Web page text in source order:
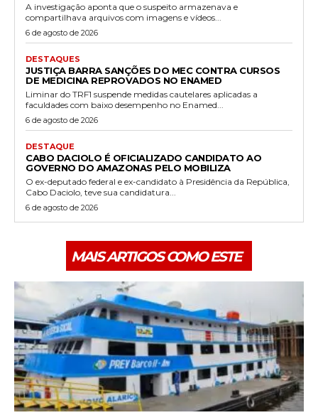
A investigação aponta que o suspeito armazenava e
compartilhava arquivos com imagens e vídeos...
6 de agosto de 2026
DESTAQUES
JUSTIÇA BARRA SANÇÕES DO MEC CONTRA CURSOS
DE MEDICINA REPROVADOS NO ENAMED
Liminar do TRF1 suspende medidas cautelares aplicadas a
faculdades com baixo desempenho no Enamed...
6 de agosto de 2026
DESTAQUE
CABO DACIOLO É OFICIALIZADO CANDIDATO AO
GOVERNO DO AMAZONAS PELO MOBILIZA
O ex-deputado federal e ex-candidato à Presidência da República,
Cabo Daciolo, teve sua candidatura...
6 de agosto de 2026
MAIS ARTIGOS COMO ESTE